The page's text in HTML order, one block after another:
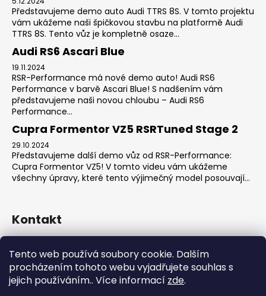
Tento web používá soubory cookie. Dalším
procházením tohoto webu vyjadřujete souhlas s
jejich používáním.. Více informací zde.
Představujeme demo auto Audi TTRS 8S. V tomto projektu
vám ukážeme naši špičkovou stavbu na platformě Audi
TTRS 8S. Tento vůz je kompletně osaze...
Audi RS6 Ascari Blue
19.11.2024
RSR-Performance má nové demo auto! Audi RS6
Performance v barvě Ascari Blue! S nadšením vám
představujeme naši novou chloubu – Audi RS6
Performance...
Cupra Formentor VZ5 RSRTuned Stage 2
29.10.2024
Představujeme další demo vůz od RSR-Performance:
Cupra Formentor VZ5! V tomto videu vám ukážeme
všechny úpravy, které tento výjimečný model posouvají...
Kontakt
728737662
https://www.facebook.com/RSRCzech/
rsrperformance